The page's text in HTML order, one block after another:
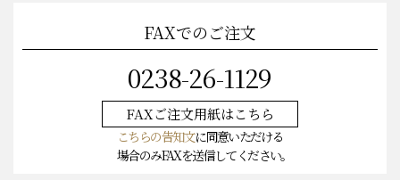
FAXでのご注文
0238-26-1129
FAXご注文用紙はこちら
こちらの告知文に同意いただける
場合のみFAXを送信してください。